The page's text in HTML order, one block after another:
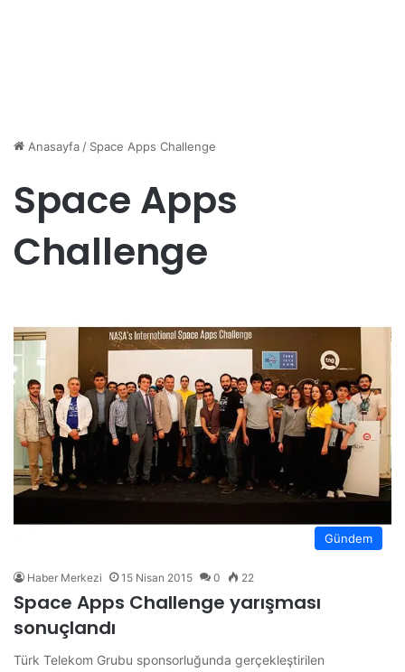
Anasayfa/ Space Apps Challenge
Space Apps
Challenge
Gündem
Haber Merkezi 15 Nisan 2015 0 22
Space Apps Challenge yarışması
sonuçlandı
Türk Telekom Grubu sponsorluğunda gerçekleştirilen